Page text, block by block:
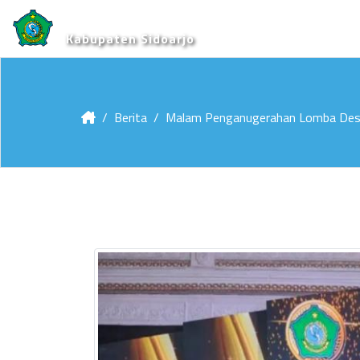
Kabupaten Sidoarjo
Berita Malam Penganugerahan Lomba